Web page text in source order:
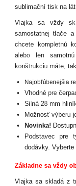
sublimační tisk na
Vlajka sa vždy
samostatnej tlače
chcete kompletnú
alebo len
konštrukciu máte,
Najobľúbenejšia
Vhodné pre
Silná 28 mm
Možnosť výberu
Novinka!
Podstavec pre
dodávky.
Základne sa vždy
Vlajka sa skladá z